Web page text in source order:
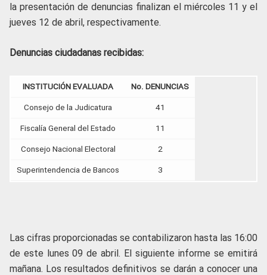
la presentación de denuncias finalizan el miércoles 11 y el
jueves 12 de abril, respectivamente.
Denuncias ciudadanas recibidas:
INSTITUCIÓN EVALUADA No. DENUNCIAS
Consejo de la Judicatura 41
Fiscalía General del Estado 11
Consejo Nacional Electoral 2
Superintendencia de Bancos 3
Las cifras proporcionadas se contabilizaron hasta las 16:00
de este lunes 09 de abril. El siguiente informe se emitirá
mañana. Los resultados definitivos se darán a conocer una